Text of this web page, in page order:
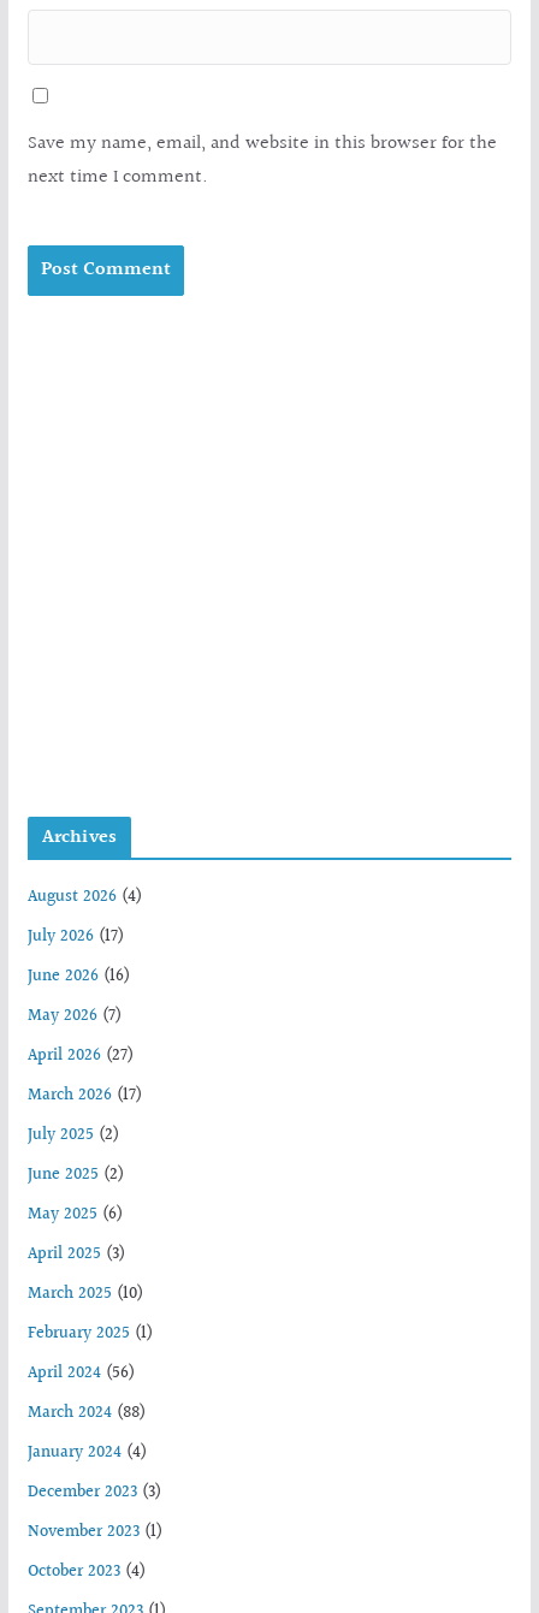
Save my name, email, and website in this browser for the
next time I comment.
Archives
August 2026(4)
July 2026(17)
June 2026(16)
May 2026(7)
April 2026(27)
March 2026(17)
July 2025 (2)
June 2025 (2)
May 2025 (6)
April 2025 (3)
March 2025 (10)
February 2025 (1)
April 2024(56)
March 2024(88)
January 2024(4)
December 2023(3)
November 2023(1)
October 2023(4)